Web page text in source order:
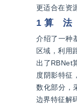
更适合在资
1 算 法
介绍了一种
区域，利用
出了RBNet
度阴影特征
数化部分，
边界特征解